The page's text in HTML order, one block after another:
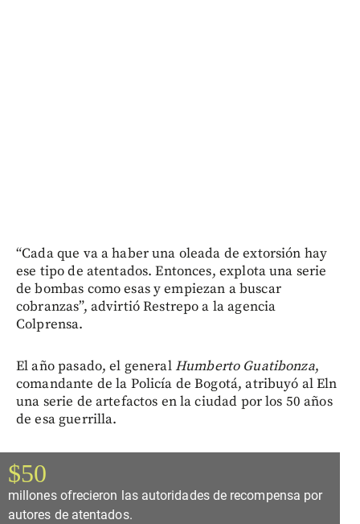
“Cada que va a haber una oleada de extorsión hay
ese tipo de atentados. Entonces, explota una serie
de bombas como esas y empiezan a buscar
cobranzas”, advirtió Restrepo a la agencia
Colprensa.
El año pasado, el generalHumberto Guatibonza,
comandante de la Policía de Bogotá, atribuyó al Eln
una serie de artefactos en la ciudad por los 50 años
de esa guerrilla.
$50
millones ofrecieron las autoridades de recompensa por
autores de atentados.